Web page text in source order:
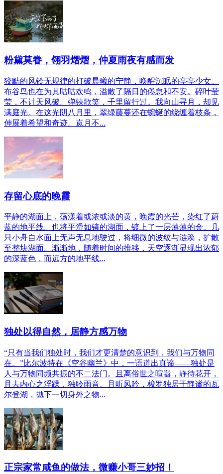
粉黛莫眷，翎羽熠熠，仲夏雨夜有感而发
狡黠的风铃无规律的打破晨曦的宁静，唤醒沉眠的亭亭少女。
布谷鸟也在为其咕咕欢鸣，溢散了隔日的倦怠和不安。碎叶莹
莹，不计天风破。弹铗歌笑，千里留行过。我向山寻月，却见
满庭光。在这光阴八月里，翠绿藤蔓还在蜿蜒的绕缠着枝条，
伸展着希望和奇迹。岚月不...
存留心底的晚霞
平静的湖面上，荡漾着或浓或淡的黄，晚霞的光芒，染红了蔚
蓝的地平线。也将平滑如镜的湖面，镀上了一层薄薄的金。几
只小舟自水面上无声无息地驶过，将细微的波纹与涟漪，扩散
至整块湖面。渐渐地，随着时间的推移，天空逐渐显现出浓郁
的深蓝色，而远方的地平线...
独处以得自然，居静方感万物
“只有当我们独处时，我们才更清楚的意识到，我们与万物同
在。”比尔波特在《空谷幽兰》中，一语道出真谛——独处是
人与万物同频共振的不二法门。且离俗世之喧嚣，静待花开，
且去内心之浮躁，独聆雨音。且听风吟，梭罗独居于静谧的瓦
尔登湖，抛下一切身外之物...
正宗家常咸鱼的做法，微赚小哥三妙招！